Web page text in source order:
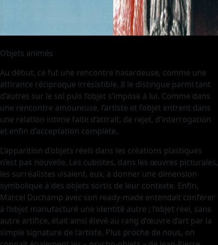
Objets animés
Au début, ce fut une rencontre hasardeuse, comme une
attirance réciproque irrésistible. Il le distingue parmi tant
d’autres sur le sol puis l’objet s’impose à lui. Comme dans
une rencontre amoureuse, l’artiste et l’objet entrent dans
une relation intime faite d’attrait, de rejet, d’interrogation
et enfin d’acceptation complète.
L’apparition d’objets réels dans les créations plastiques
n’est pas nouvelle. Les cubistes, dans les œuvres picturales,
les surréalistes visaient, eux, à donner une dimension
symbolique à des objets sortis de leur contexte. Enfin,
Marcel Duchamp avec son ready-made entendait conférer
à l’objet manufacturé une identité autre ; l’objet réel, sans
autre artifice, était ainsi élevé au rang d’œuvre d’art par la
simple signature de l’artiste. Plus proche de nous, on